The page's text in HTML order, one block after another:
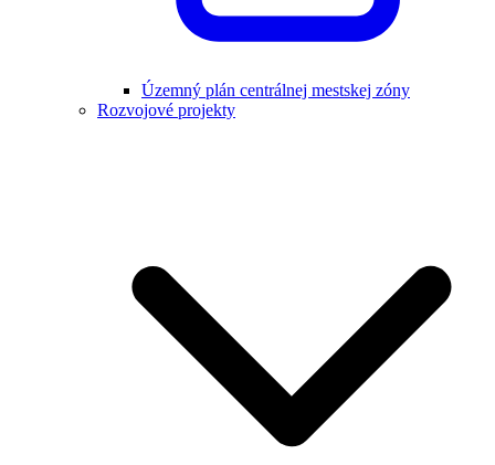
Územný plán centrálnej mestskej zóny
Rozvojové projekty